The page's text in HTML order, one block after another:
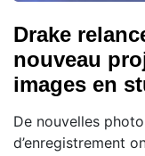
Drake
nouveau
images en
De nouvelles
d’enregistrement